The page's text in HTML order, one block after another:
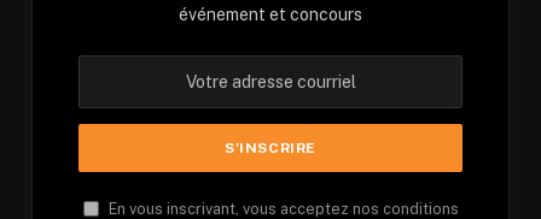
événement et concours
En vous inscrivant, vous acceptez nos conditions